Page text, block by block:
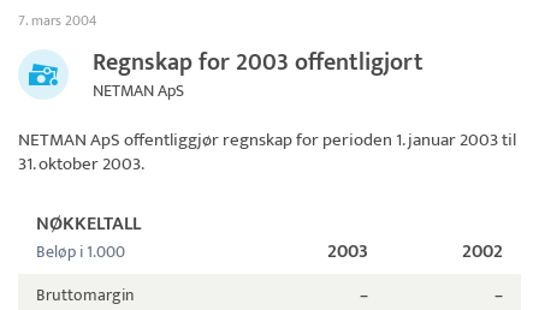
7. mars 2004
Regnskap for 2003 offentligjort
NETMAN ApS
NETMAN ApSoffentliggjør regnskap for perioden 1. januar 2003 til
31. oktober 2003.
NØKKELTALL
Beløp i 1.000 2003 2002
Bruttomargin –
–